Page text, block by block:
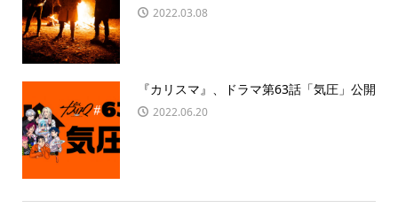
2022.03.08
『カリスマ』、ドラマ第63話「気圧」公開
2022.06.20